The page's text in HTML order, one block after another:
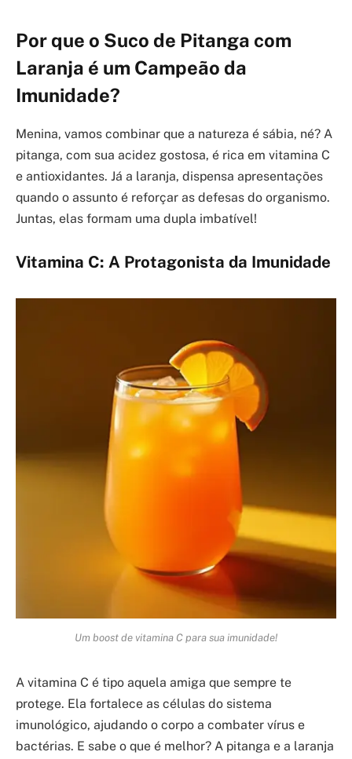
Por que o Suco de Pitanga com
Laranja é um Campeão da
Imunidade?
Menina, vamos combinar que a natureza é sábia, né? A
pitanga, com sua acidez gostosa, é rica em vitamina C
e antioxidantes. Já a laranja, dispensa apresentações
quando o assunto é reforçar as defesas do organismo.
Juntas, elas formam uma dupla imbatível!
Vitamina C: A Protagonista da Imunidade
Um boost de vitamina C para sua imunidade!
A vitamina C é tipo aquela amiga que sempre te
protege. Ela fortalece as células do sistema
imunológico, ajudando o corpo a combater vírus e
bactérias. E sabe o que é melhor? A pitanga e a laranja